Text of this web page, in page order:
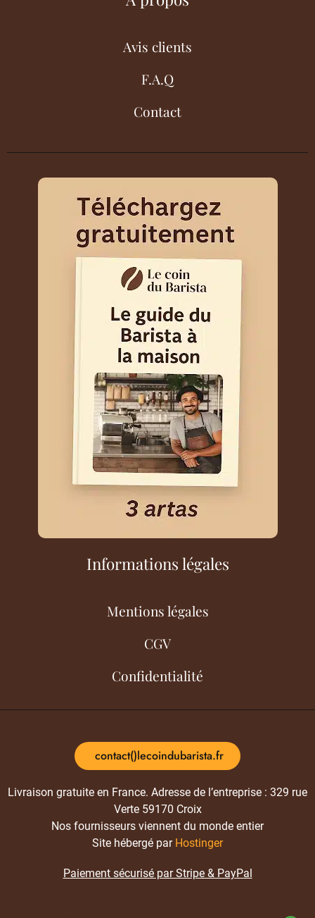
Avis clients
F.A.Q
Contact
Informations légales
Mentions légales
CGV
Confidentialité
contact()lecoindubarista.fr
Livraison gratuite en France. Adresse de l’entreprise : 329 rue
Verte 59170 Croix
Nos fournisseurs viennent du monde entier
Site hébergé par Hostinger
Paiement sécurisé par Stripe & PayPal